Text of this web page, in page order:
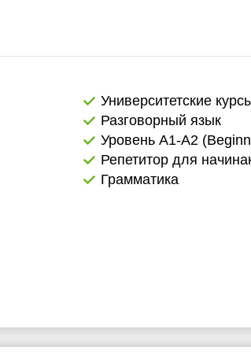
Университетские
Разговорный язык
Уровень А1-А2
Репетитор для
Грамматика